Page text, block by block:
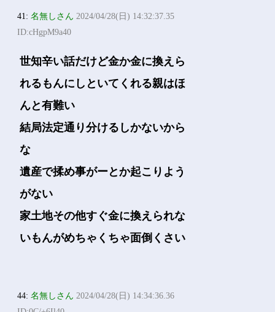
41:名無しさん 2024/04/28(日) 14:32:37.35
ID:cHgpM9a40
世知辛い話だけど金か金に換えら
れるもんにしといてくれる親はほ
んと有難い
結局法定通り分けるしかないから
な
遺産で揉め事がーとか起こりよう
がない
家土地その他すぐ金に換えられな
いもんがめちゃくちゃ面倒くさい
44:名無しさん 2024/04/28(日) 14:34:36.36